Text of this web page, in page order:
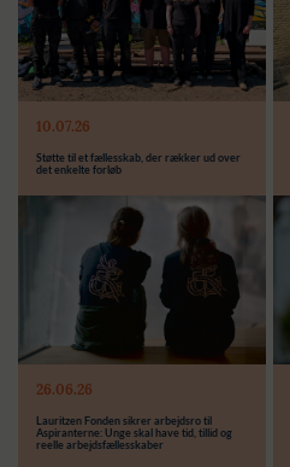
10.07.26
Støtte til et fællesskab, der rækker ud over
det enkelte forløb
Læs mere
26.06.26
Lauritzen Fonden sikrer arbejdsro til
Aspiranterne: Unge skal have tid, tillid og
reelle arbejdsfællesskaber